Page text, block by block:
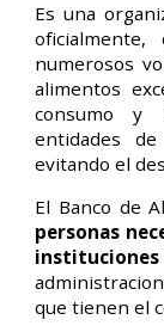
​Es una
numerosos
alimentos
consumo y
entidades
evitando el
​El Banco de
personas
instituciones
que tienen el